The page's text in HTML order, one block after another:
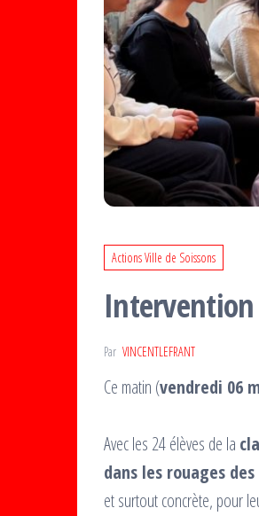
Actions Ville de Soissons
Intervention
Par VINCENTLEFRANT
Ce matin (vendredi 06
Avec les 24 élèves de la
dans les rouages
et surtout concrète, pour